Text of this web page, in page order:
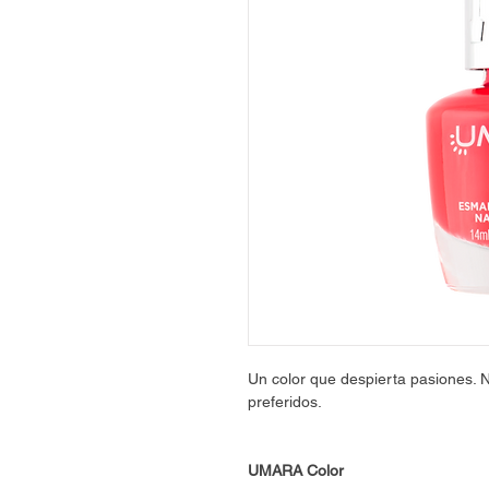
Un color que despierta pasiones.
preferidos.
UMARA Color